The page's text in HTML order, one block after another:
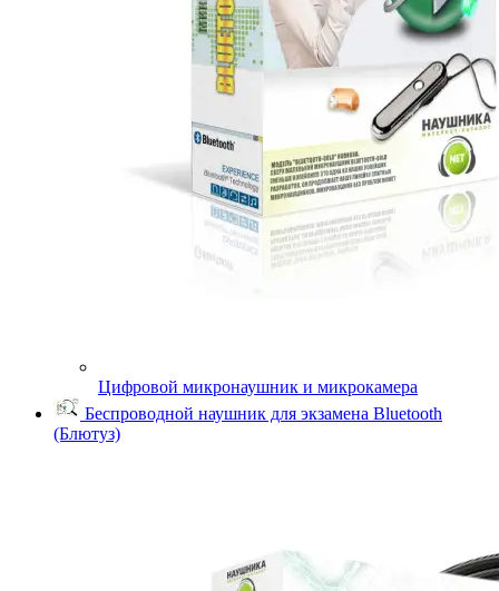
Цифровой микронаушник и микрокамера
Беспроводной наушник для экзамена Bluetooth
(Блютуз)